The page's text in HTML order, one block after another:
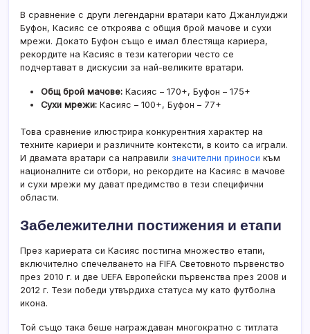
В сравнение с други легендарни вратари като Джанлуиджи
Буфон, Касияс се откроява с общия брой мачове и сухи
мрежи. Докато Буфон също е имал блестяща кариера,
рекордите на Касияс в тези категории често се
подчертават в дискусии за най-великите вратари.
Общ брой мачове: Касияс – 170+, Буфон – 175+
Сухи мрежи: Касияс – 100+, Буфон – 77+
Това сравнение илюстрира конкурентния характер на
техните кариери и различните контексти, в които са играли.
И двамата вратари са направили значителни приноси към
националните си отбори, но рекордите на Касияс в мачове
и сухи мрежи му дават предимство в тези специфични
области.
Забележителни постижения и етапи
През кариерата си Касияс постигна множество етапи,
включително спечелването на FIFA Световното първенство
през 2010 г. и две UEFA Европейски първенства през 2008 и
2012 г. Тези победи утвърдиха статуса му като футболна
икона.
Той също така беше награждаван многократно с титлата